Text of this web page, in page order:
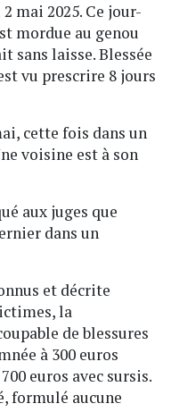
mai 2025. Ce jour-
mordue au genou
sans laisse. Blessée
vu prescrire 8 jours
cette fois dans un
voisine est à son
aux juges que
dans un
et décrite
la
de blessures
à 300 euros
euros avec sursis.
formulé aucune